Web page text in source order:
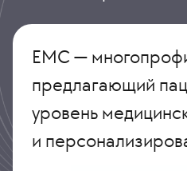
ЕМС —
предлагающий
уровень
и